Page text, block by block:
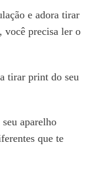
e adora tirar
você precisa ler o
tirar print do seu
aparelho
que te